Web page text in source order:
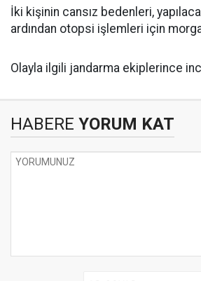
İki kişinin cansız bedenleri,
ardından otopsi işlemleri için morga
Olayla ilgili jandarma ekiplerince
HABERE YORUM KAT